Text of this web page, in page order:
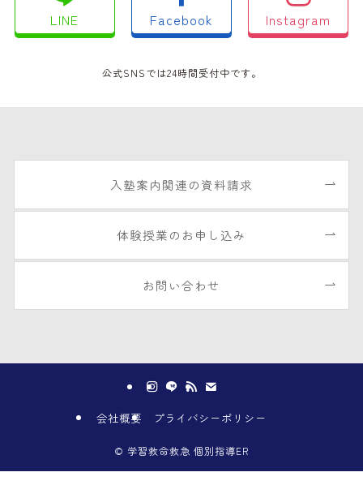
LINE Facebook Instagram
公式SNSでは24時間受付中です。
入塾案内関連の資料請求
体験授業のお申し込み
お問い合わせ
会社概要 プライバシーポリシー
© 学習救命救急 個別指導ER